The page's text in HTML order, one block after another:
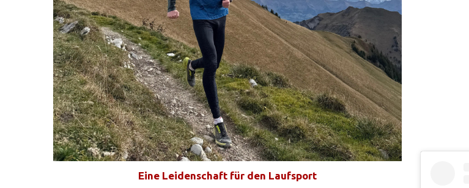
Eine Leidenschaft für den Laufsport